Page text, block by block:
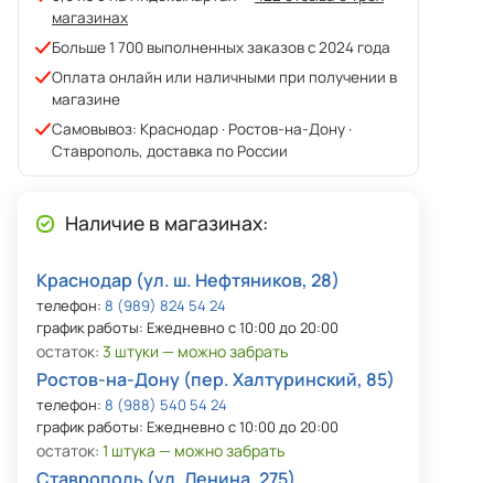
магазинах
Больше 1 700 выполненных заказов с 2024 года
Оплата онлайн или наличными при получении в
магазине
Самовывоз: Краснодар · Ростов-на-Дону ·
Ставрополь, доставка по России
Наличие в магазинах:
Краснодар (ул. ш. Нефтяников, 28)
телефон: 8 (989) 824 54 24
график работы: Ежедневно с 10:00 до 20:00
остаток: 3 штуки — можно забрать
Ростов-на-Дону (пер. Халтуринский, 85)
телефон: 8 (988) 540 54 24
график работы: Ежедневно с 10:00 до 20:00
остаток: 1 штука — можно забрать